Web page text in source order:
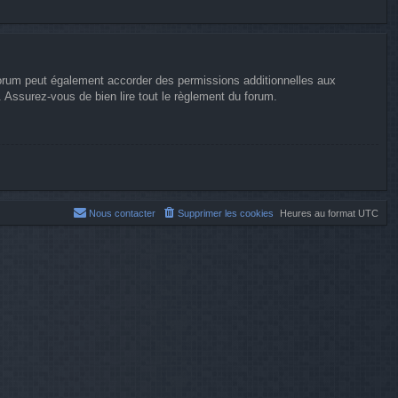
peut également accorder des permissions additionnelles aux
vous de bien lire tout le règlement du forum.
Heures au format UTC
Supprimer les cookies
Nous contacter